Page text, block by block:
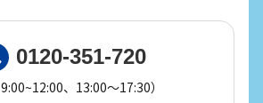
0120-351-720
9:00~12:00、13:00～17:30）